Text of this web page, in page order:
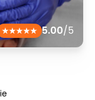
5.00/5